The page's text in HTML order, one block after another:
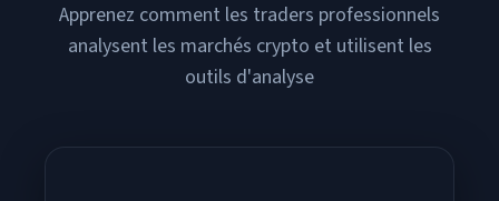
Apprenez comment les traders professionnels
analysent les marchés crypto et utilisent les
outils d'analyse